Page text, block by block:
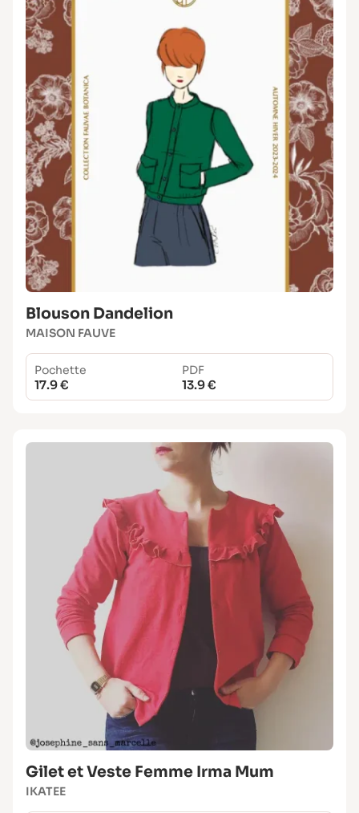
Blouson Dandelion
MAISON FAUVE
Pochette
17.9 €
PDF
13.9 €
Gilet et Veste Femme Irma Mum
IKATEE